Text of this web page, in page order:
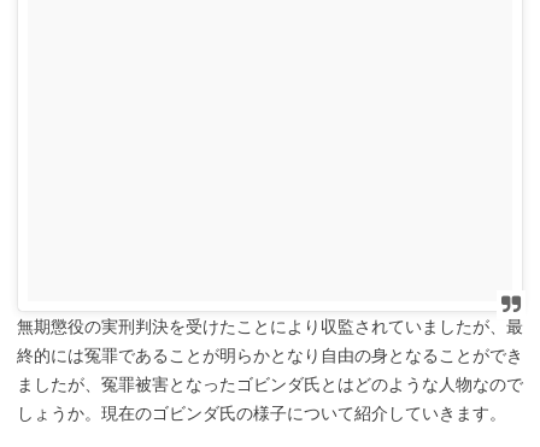
無期懲役の実刑判決を受けたことにより収監されていましたが、最
終的には冤罪であることが明らかとなり自由の身となることができ
ましたが、冤罪被害となったゴビンダ氏とはどのような人物なので
しょうか。現在のゴビンダ氏の様子について紹介していきます。